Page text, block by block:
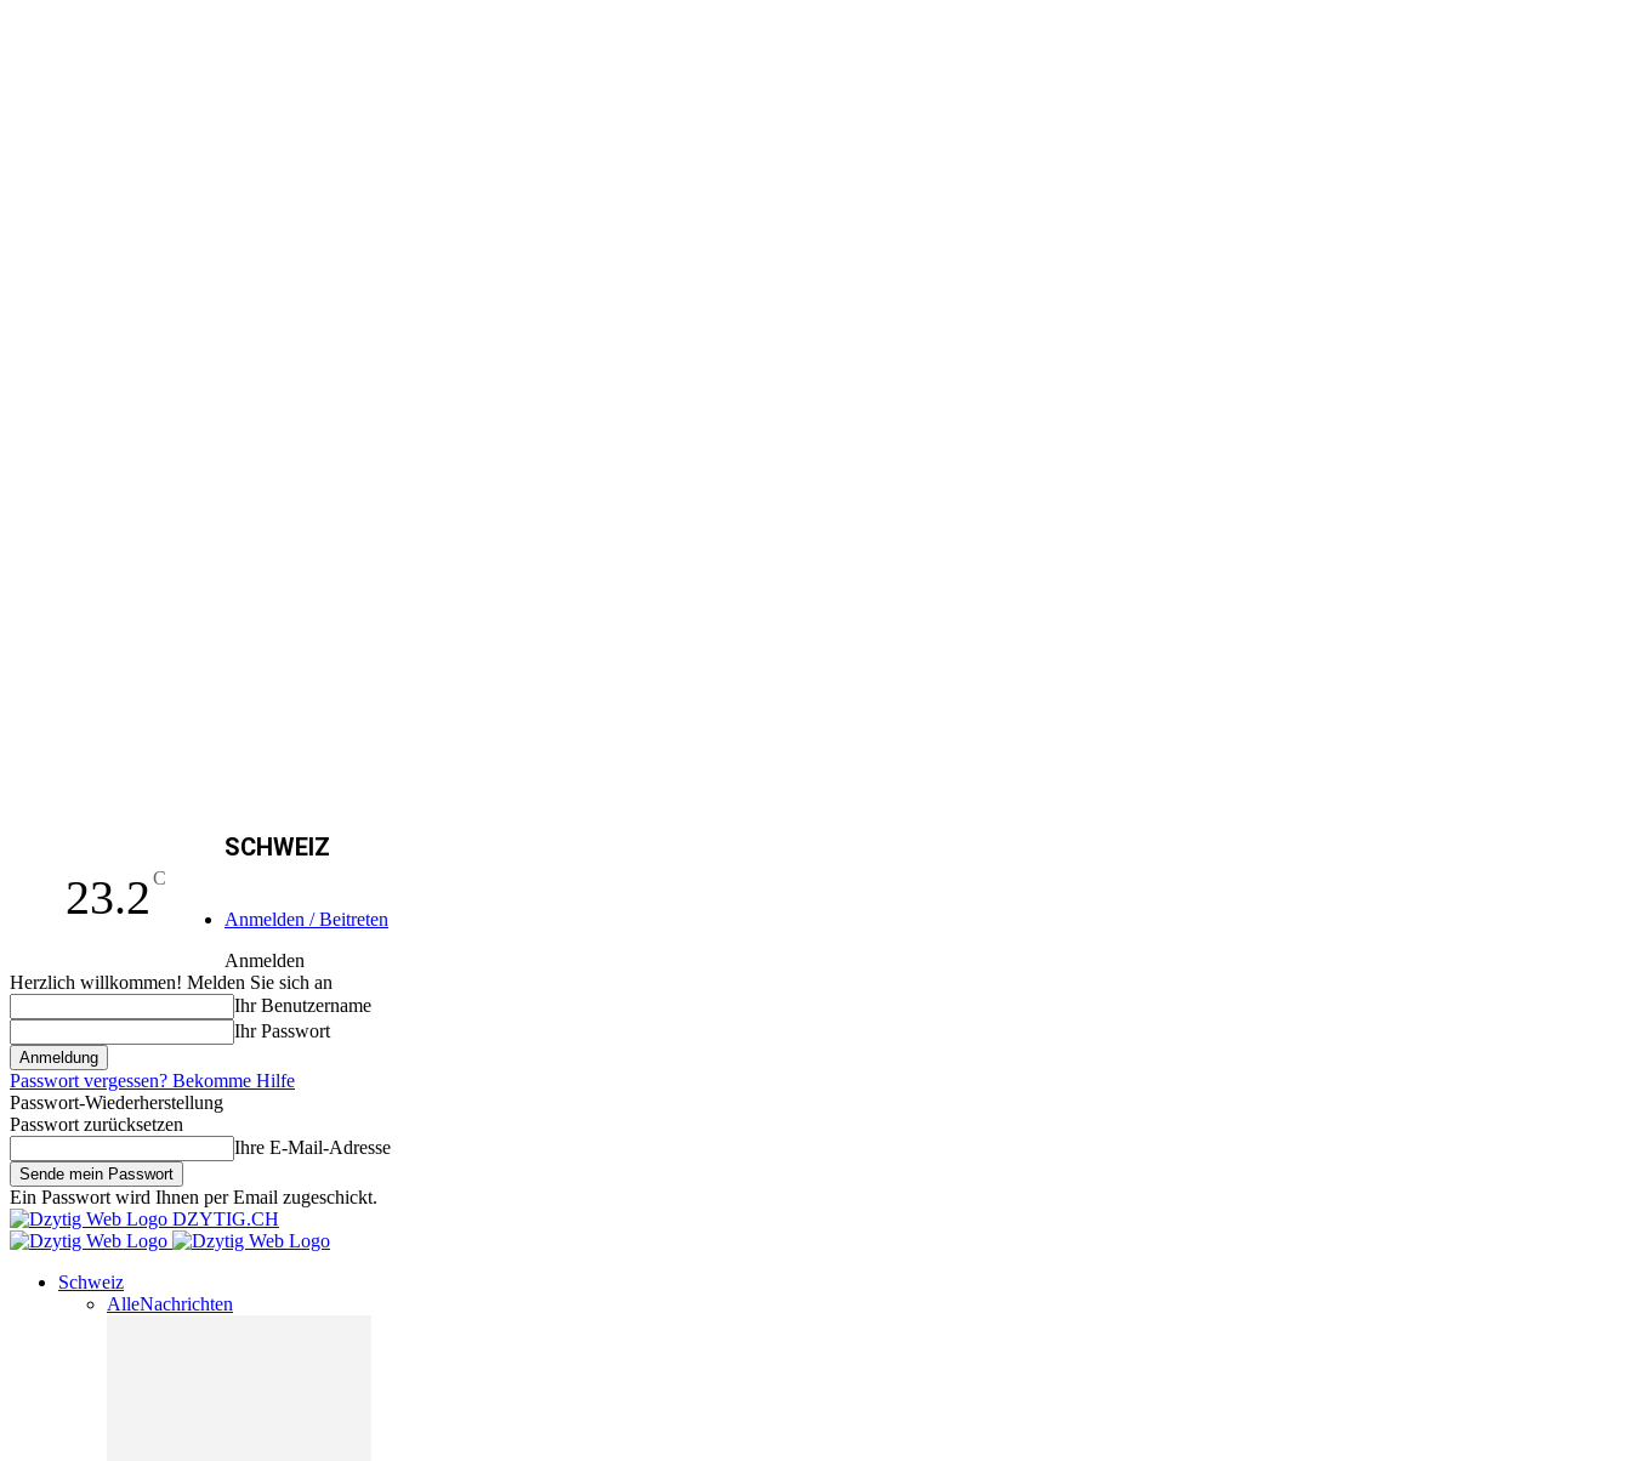
23.2 C
SCHWEIZ
Anmelden / Beitreten
Anmelden
Herzlich willkommen! Melden Sie sich an
Ihr Benutzername
Ihr Passwort
Passwort vergessen? Bekomme Hilfe
Passwort-Wiederherstellung
Passwort zurücksetzen
Ihre E-Mail-Adresse
Ein Passwort wird Ihnen per Email zugeschickt.
DZYTIG.CH
Schweiz
AlleNachrichten